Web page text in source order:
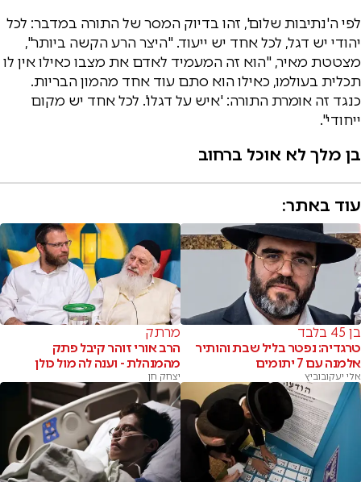
לפי ה'נתיבות שלום', זהו בדיוק המסר של התורה במדבר: לכל
יהודי יש דגל, לכל אחד יש ייעוד. "היצר הרע הקשה ביותר",
מצטטת מאיר, "הוא זה המעמיד לאדם את מצבו כאילו אין לו
תכלית בעולמו, כאילו הוא סתם עוד אחד מהמון הבריות.
כנגד זה אומרת התורה: 'איש על דגלו'. לכל אחד יש מקום
ייחודי".
בן מלך לא אוכל ברחוב
עוד באתר:
בן 45 בלבד
טרגדיה: נפטר בליל שבת והותיר
אלמנה עם 7 יתומים
אלי יעקובוביץ
מרתק
הרב אורי זוהר קיבל פתק
מהמנהלת - וענה לה מול כולן
יצחק חן